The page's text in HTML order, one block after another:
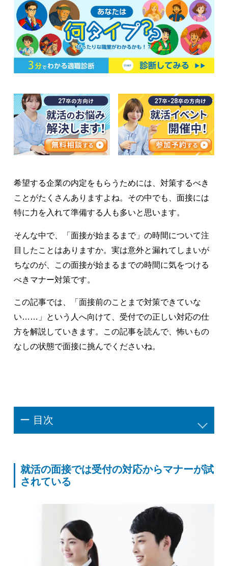
希望する企業の内定をもらうためには、対策するべき
ことがたくさんありますよね。その中でも、面接には
特に力を入れて準備する人も多いと思います。
そんな中で、「面接が始まるまで」の時間について注
目したことはありますか。実は意外と漏れてしまいが
ちなのが、この面接が始まるまでの時間に気をつける
べきマナー対策です。
この記事では、「面接前のことまで対策できていな
い……」という人へ向けて、受付での正しい対応の仕
方を解説していきます。この記事を読んで、怖いもの
なしの状態で面接に挑んでくださいね。
ー 目次
就活の面接では受付の対応からマナーが試
されている